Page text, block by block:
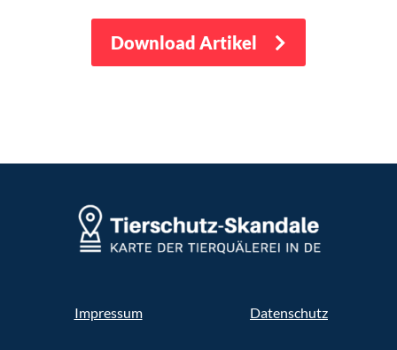
Download Artikel
Impressum Datenschutz